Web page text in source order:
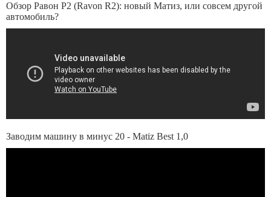
Обзор Равон Р2 (Ravon R2): новый Матиз, или совсем другой
автомобиль?
Заводим машину в минус 20 - Matiz Best 1,0